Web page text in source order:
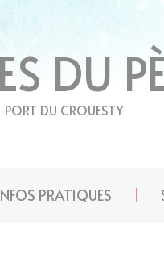
DU
PORT DU CROUESTY
PRATIQUES